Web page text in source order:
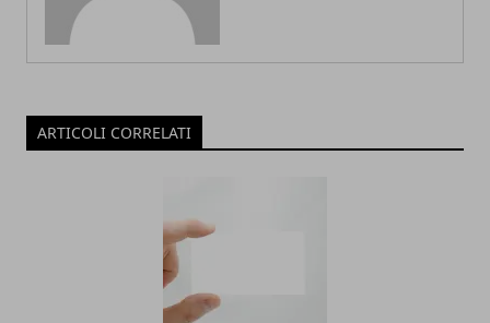
ARTICOLI CORRELATI